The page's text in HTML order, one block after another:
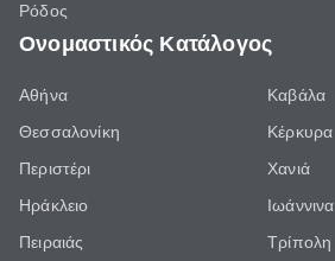
Ρόδος
Ονομαστικός Κατάλογος
Αθήνα
Θεσσαλονίκη
Περιστέρι
Ηράκλειο
Πειραιάς
Καβάλα
Κέρκυρα
Χανιά
Ιωάννινα
Τρίπολη